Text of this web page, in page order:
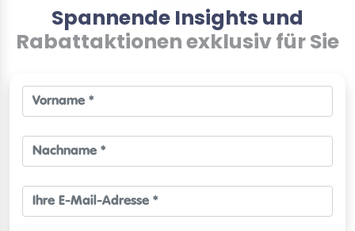
Spannende Insights und
Rabattaktionen exklusiv für Sie